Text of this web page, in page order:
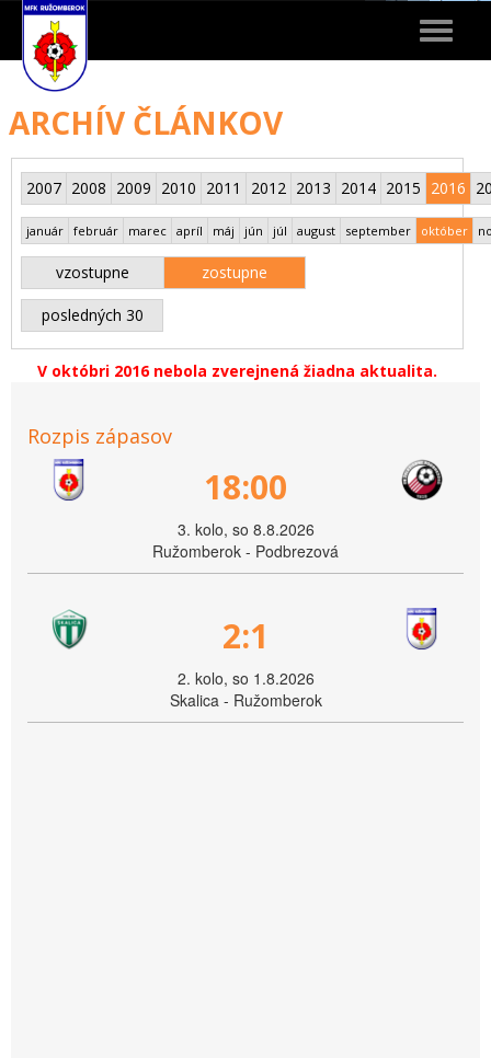
Toggle
ARCHÍV ČLÁNKOV
2007 2008 2009 2010 2011 2012 2013 2014 2015 2016
január február marec apríl máj jún júl august september október
vzostupne zostupne
posledných 30
V októbri 2016 nebola zverejnená žiadna aktualita.
Rozpis zápasov
18:00
3. kolo, so 8.8.2026
Ružomberok - Podbrezová
2:1
2. kolo, so 1.8.2026
Skalica - Ružomberok